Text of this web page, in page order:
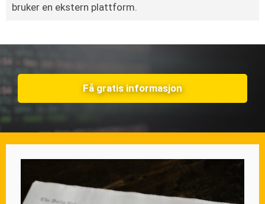
bruker en ekstern plattform.
Få gratis informasjon